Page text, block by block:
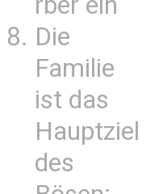
Die
Familie
ist das
Hauptziel
des